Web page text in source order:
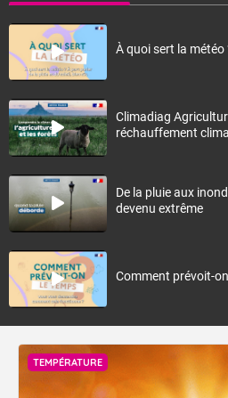
À quoi sert la météo
Climadiag
réchauffement
De la pluie aux
devenu extrême
Comment prévoit-
TEMPÉRATURE